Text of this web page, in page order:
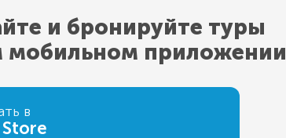
и бронируйте туры
мобильном приложении
в